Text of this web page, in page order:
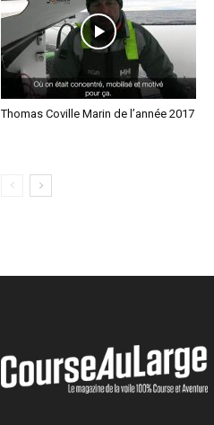
Thomas Coville Marin de l’année 2017